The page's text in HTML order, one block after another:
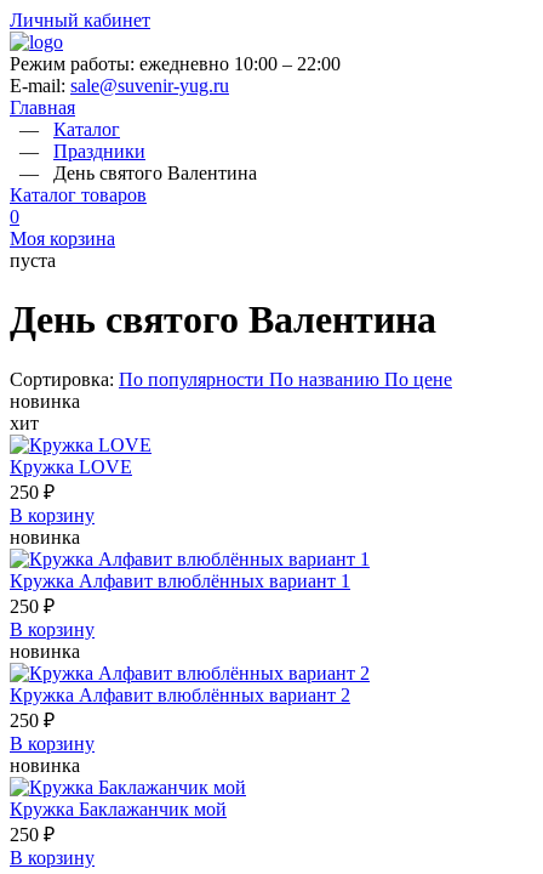
Личный кабинет
Режим работы: ежедневно 10:00 – 22:00
E-mail: sale@suvenir-yug.ru
Главная
— Каталог
— Праздники
— День святого Валентина
Каталог товаров
0
Моя корзина
пуста
День святого Валентина
Сортировка: По популярности По названию По цене
новинка
хит
Кружка LOVE
250 ₽
В корзину
новинка
Кружка Алфавит влюблённых вариант 1
250 ₽
В корзину
новинка
Кружка Алфавит влюблённых вариант 2
250 ₽
В корзину
новинка
Кружка Баклажанчик мой
250 ₽
В корзину